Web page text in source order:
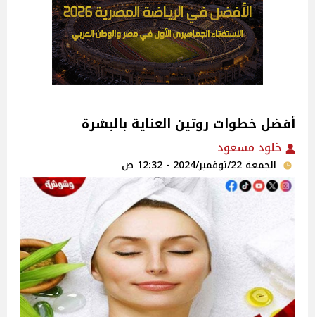
أفضل خطوات روتين العناية بالبشرة
خلود مسعود
الجمعة 22/نوفمبر/2024 - 12:32 ص